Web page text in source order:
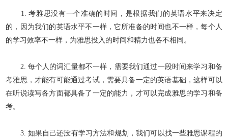
1. 考雅思没有一个准确的时间，是根据我们的英语水平来决定
的，因为我们的英语水平不一样，它所准备的时间也不一样，每个人
的学习效率不一样，为雅思投入的时间和精力也各不相同。
2. 每个人的词汇量都不一样，需要我们通过一段时间来学习和备
考雅思，才能有可能通过考试，需要具备一定的英语基础，这样可以
在听说读写各方面都具备了一定的能力，才可以完成雅思的学习和备
考。
3. 如果自己还没有学习方法和规划，我们可以找一些雅思课程的